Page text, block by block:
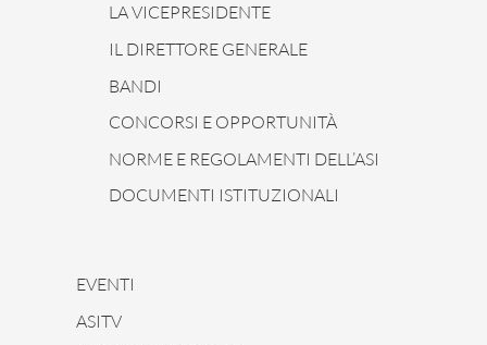
LA VICEPRESIDENTE
IL DIRETTORE GENERALE
BANDI
CONCORSI E OPPORTUNITÀ
NORME E REGOLAMENTI DELL’ASI
DOCUMENTI ISTITUZIONALI
EVENTI
ASITV